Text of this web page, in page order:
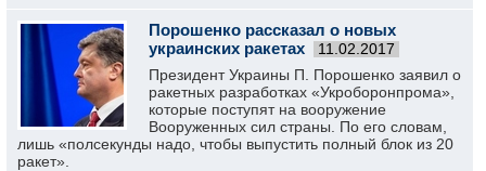
Порошенко рассказал о новых
украинских ракетах
11.02.2017
Президент Украины П. Порошенко заявил о
ракетных разработках «Укроборонпрома»,
которые поступят на вооружение
Вооруженных сил страны. По его словам,
лишь «полсекунды надо, чтобы выпустить полный блок из 20
ракет».